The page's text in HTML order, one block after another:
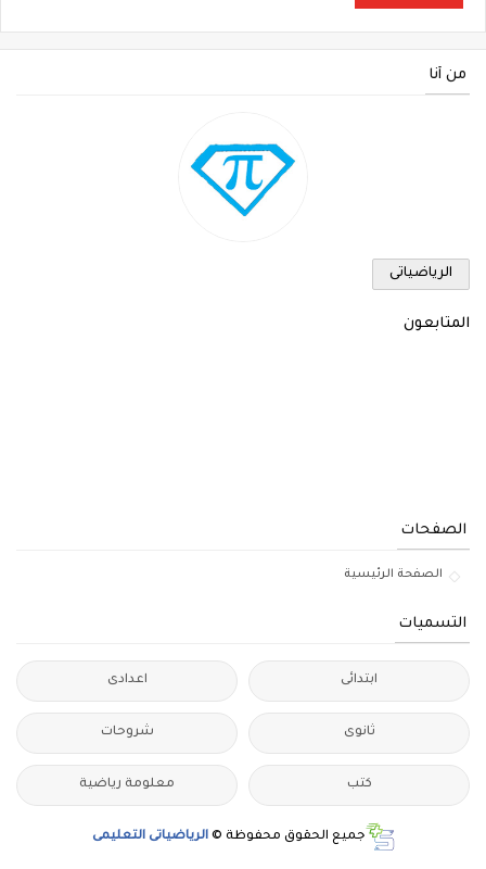
من أنا
الرياضياتى
المتابعون
الصفحات
الصفحة الرئيسية
التسميات
ابتدائى اعدادى
ثانوى شروحات
كتب معلومة رياضية
جميع الحقوق محفوظة © الرياضياتى التعليمى